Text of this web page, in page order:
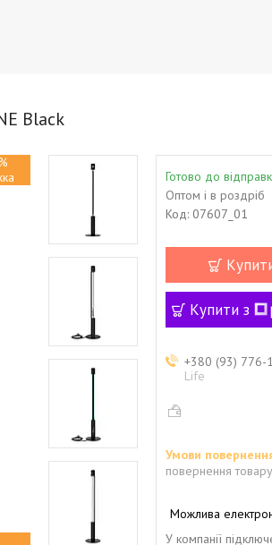
Black
Готово до
Оптом і в роздріб
Код: 07607_01
Купити з
+380 (93) 776-
Life
повернення
У компанії